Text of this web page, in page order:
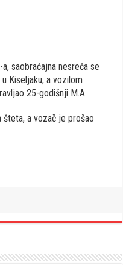
saobraćajna nesreća se
Kiseljaku, a vozilom
25-godišnji M.A.
šteta, a vozač je prošao